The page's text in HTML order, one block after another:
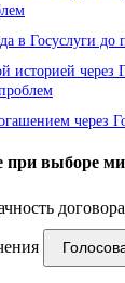
в Госуслуги до
историей через
через
при выборе
договора